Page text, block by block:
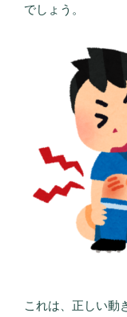
でしょう。
これは、正しい動